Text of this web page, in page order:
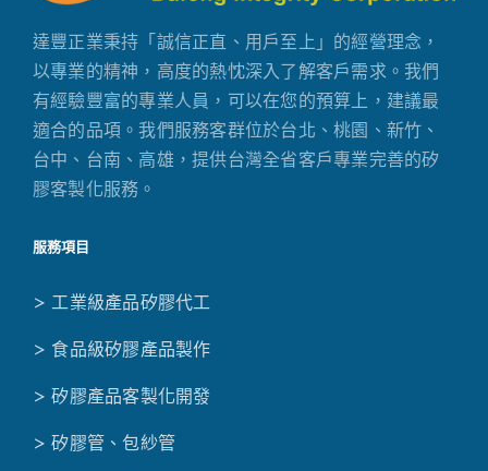
達豐正業秉持「誠信正直、用戶至上」的經營理念，
以專業的精神，高度的熱忱深入了解客戶需求。我們
有經驗豐富的專業人員，可以在您的預算上，建議最
適合的品項。我們服務客群位於台北、桃園、新竹、
台中、台南、高雄，提供台灣全省客戶專業完善的矽
膠客製化服務。
服務項目
> 工業級產品矽膠代工
> 食品級矽膠產品製作
> 矽膠產品客製化開發
> 矽膠管、包紗管